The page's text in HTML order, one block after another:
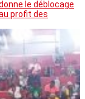
le déblocage
profit des